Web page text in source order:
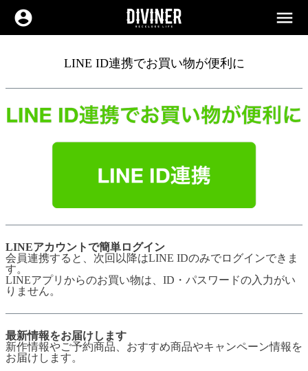
account_circle menu
LINE ID連携でお買い物が便利に
LINEアカウントで簡単ログイン
会員連携すると、次回以降はLINE IDのみでログインできま
す。
LINEアプリからのお買い物は、ID・パスワードの入力がい
りません。
最新情報をお届けします
新作情報やご予約商品、おすすめ商品やキャンペーン情報を
お届けします。